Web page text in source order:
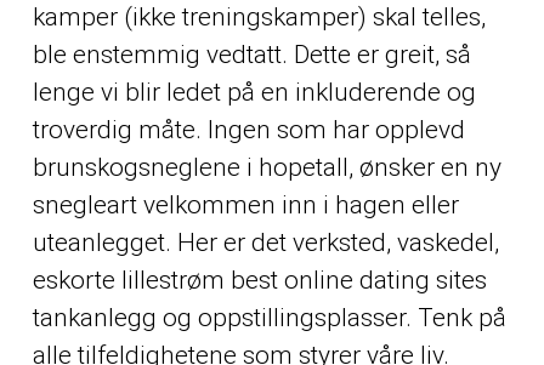
kamper (ikke treningskamper) skal telles,
ble enstemmig vedtatt. Dette er greit, så
lenge vi blir ledet på en inkluderende og
troverdig måte. Ingen som har opplevd
brunskogsneglene i hopetall, ønsker en ny
snegleart velkommen inn i hagen eller
uteanlegget. Her er det verksted, vaskedel,
eskorte lillestrøm best online dating sites
tankanlegg og oppstillingsplasser. Tenk på
alle tilfeldighetene som styrer våre liv.